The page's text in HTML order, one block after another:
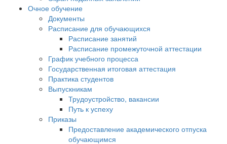
Очное обучение
Документы
Расписание для обучающихся
Расписание занятий
Расписание промежуточной аттестации
График учебного процесса
Государственная итоговая аттестация
Практика студентов
Выпускникам
Трудоустройство, вакансии
Путь к успеху
Приказы
Предоставление академического отпуска
обучающимся